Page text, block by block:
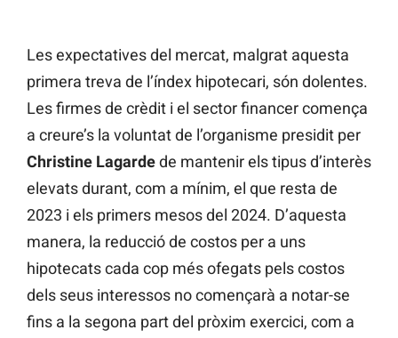
Les expectatives del mercat, malgrat aquesta
primera treva de l’índex hipotecari, són dolentes.
Les firmes de crèdit i el sector financer comença
a creure’s la voluntat de l’organisme presidit per
Christine Lagardede mantenir els tipus d’interès
elevats durant, com a mínim, el que resta de
2023 i els primers mesos del 2024. D’aquesta
manera, la reducció de costos per a uns
hipotecats cada cop més ofegats pels costos
dels seus interessos no començarà a notar-se
fins a la segona part del pròxim exercici, com a